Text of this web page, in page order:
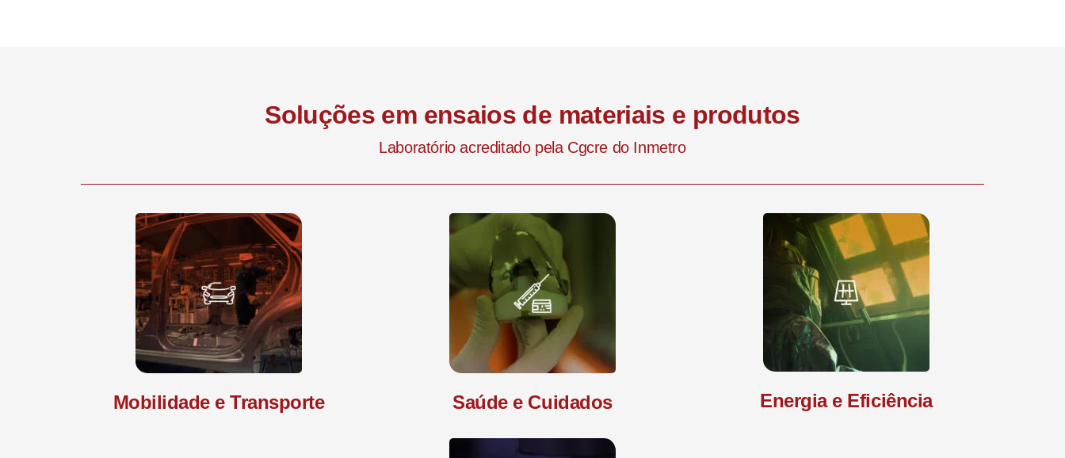
Soluções em ensaios de materiais e produtos
Laboratório acreditado pela Cgcre do Inmetro
Mobilidade e Transporte Saúde e Cuidados Energia e Eficiência